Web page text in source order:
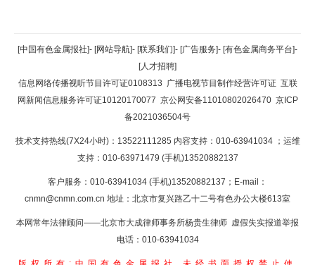
返回顶部
返回首页
[中国有色金属报社]- [网站导航]- [联系我们]- [广告服务]- [有色金属商务平台]-
[人才招聘]
信息网络传播视听节目许可证0108313 广播电视节目制作经营许可证 互联
网新闻信息服务许可证10120170077 京公网安备11010802026470 京ICP
备2021036504号
技术支持热线(7X24小时)：13522111285 内容支持：010-63941034 ；运维
支持：010-63971479 (手机)13520882137
客户服务：010-63941034 (手机)13520882137；E-mail：
cnmn@cnmn.com.cn 地址：北京市复兴路乙十二号有色办公大楼613室
本网常年法律顾问——北京市大成律师事务所杨贵生律师 虚假失实报道举报
电话：010-63941034